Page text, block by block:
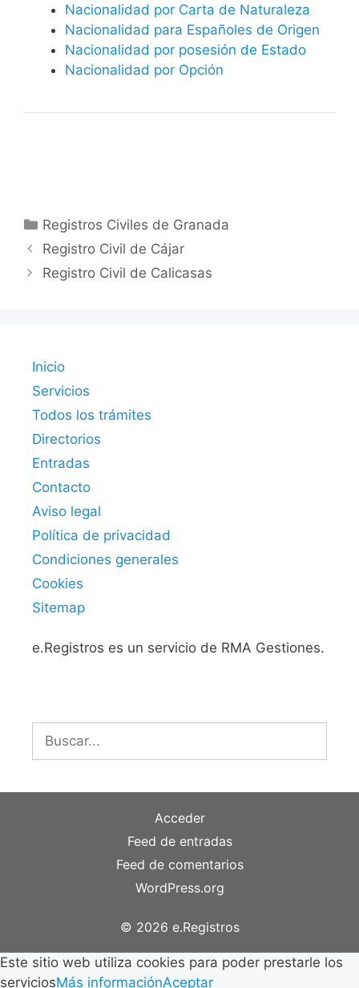
Nacionalidad por Carta de Naturaleza
Nacionalidad para Españoles de Origen
Nacionalidad por posesión de Estado
Nacionalidad por Opción
Categorías
Registros Civiles de Granada
Registro Civil de Cájar
Registro Civil de Calicasas
Inicio
Servicios
Todos los trámites
Directorios
Entradas
Contacto
Aviso legal
Política de privacidad
Condiciones generales
Cookies
Sitemap
e.Registros es un servicio de RMA Gestiones.
Buscar:
Acceder
Feed de entradas
Feed de comentarios
WordPress.org
© 2026 e.Registros
Este sitio web utiliza cookies para poder prestarle los
serviciosMás informaciónAceptar